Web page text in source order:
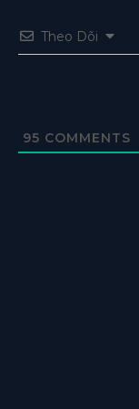
Theo Dõi
95 COMMENTS